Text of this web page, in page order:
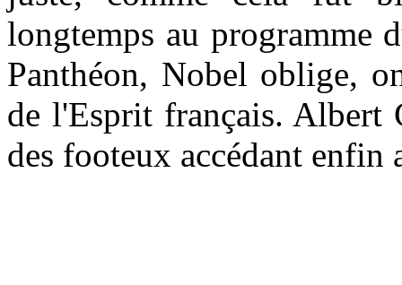
longtemps au programme
Panthéon, Nobel oblige,
de l'Esprit français. Albert
des footeux accédant